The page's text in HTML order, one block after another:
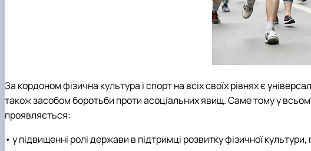
За кордоном фізична культура і спорт на всіх своїх рівнях є
також засобом боротьби проти асоціальних явищ. Саме тому у
проявляється:
• у підвищенні ролі держави в підтримці розвитку фізичної